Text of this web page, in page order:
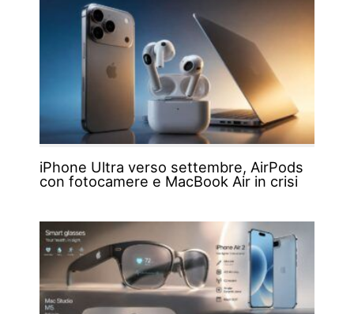
iPhone Ultra verso settembre, AirPods
con fotocamere e MacBook Air in crisi